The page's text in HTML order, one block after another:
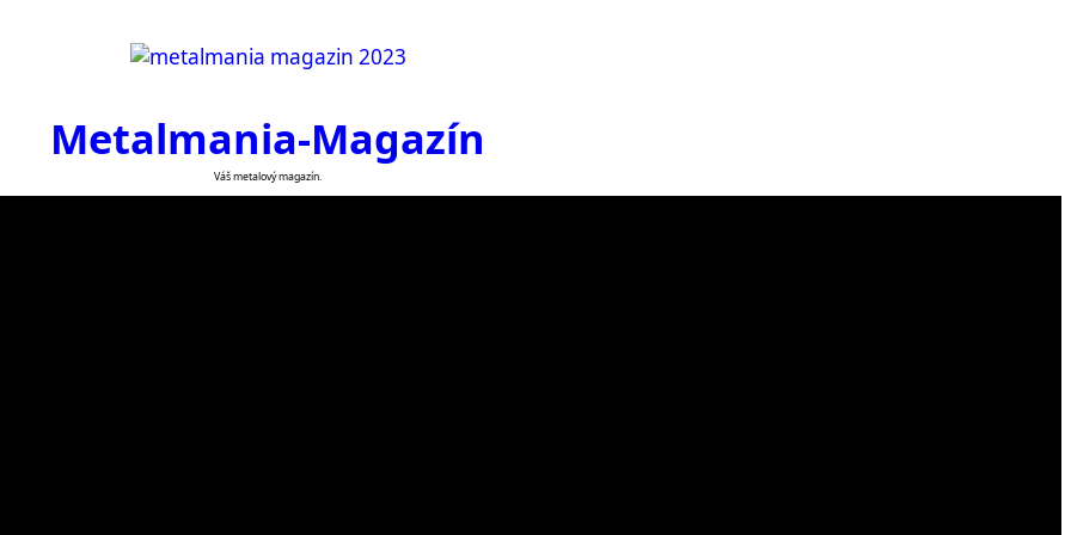
Metalmania-Magazín
Váš metalový magazín.